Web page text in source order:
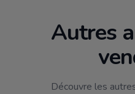
Autres
Découvre les